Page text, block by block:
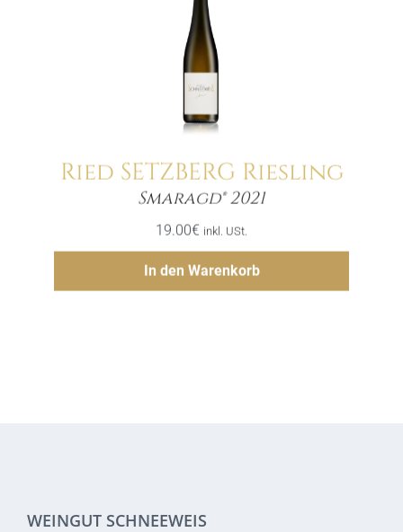
Ried SETZBERG Riesling
Smaragd® 2021
19.00€ inkl. USt.
In den Warenkorb
Menge
Hinzufügen
WEINGUT SCHNEEWEIS